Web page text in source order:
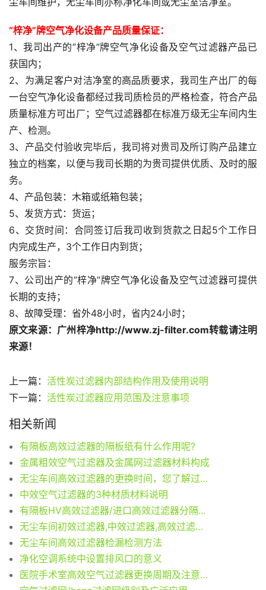
“梓净”牌空气净化设备产品质量保证：
1、我司出产的”梓净”牌空气净化设备及空气过滤器产品已
获国内；
2、为满足客户对洁净室的高品质要求，我司生产出厂的每
一台空气净化设备都经过我司质检员的严格检查，符合产品
质量标准方可出厂；空气过滤器都在标准万级无尘车间内生
产、检测。
3、产品交付验收完毕后，我司将对贵司及所订购产品建立
独立的档案，以便与我司长期的为贵司提供优质、及时的服
务。
4、产品包装：木箱或纸箱包装；
5、发货方式：货运；
6、交货时间：合同签订后我司收到货款之日起5个工作日
内完成生产，3个工作日内到货；
服务宗旨：
7、公司出产的”梓净”牌空气净化设备及空气过滤器可提供
长期的支持；
8、故障受理：省外48小时，省内24小时；
原文来源：广州梓净http://www.zj-filter.com转载请注明
来源！
上一篇： 活性炭过滤器内部结构作用及使用说明
下一篇： 活性炭过滤器应用范围及注意事项
相关新闻
有隔板高效过滤器的隔板纸有什么作用呢?
金属粗效空气过滤器及金属网过滤器材料构成
无尘车间高效过滤器的更换时间，您了解过吗？
中效空气过滤器的3种材质材料说明
有隔板HV高效过滤器/进口高效过滤器分隔物参数
无尘车间初效过滤器,中效过滤器,高效过滤器多久换一次?
无尘车间高效过滤器检漏检测方法
净化空调系统中设置排风口的意义
医院手术室高效空气过滤器更换周期及注意事项